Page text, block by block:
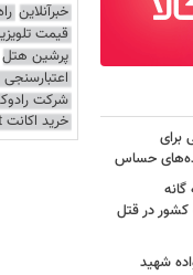
برای
حساس
کشور در قتل
شهید
خبرآنلاین
قیمت
پرشین هتل
اعتبارسنجی
شرکت
خرید اکانت chatgpt